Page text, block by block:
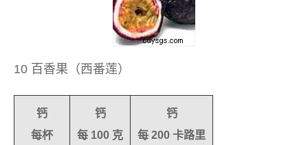
10 百香果（西番莲）
钙
每杯
钙
每 100 克
钙
每 200 卡路里